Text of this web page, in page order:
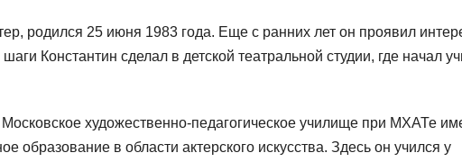
родился 25 июня 1983 года. Еще с ранних лет он проявил
Константин сделал в детской театральной студии, где начал
художественно-педагогическое училище при МХАТе
образование в области актерского искусства. Здесь он учился у